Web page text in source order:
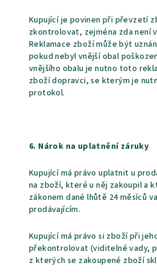
Kupující je povinen při převzetí
zkontrolovat, zejména zda není
Reklamace zboží může být
pokud nebyl vnější obal
vnějšího obalu je nutno toto
zboží dopravci, se kterým je
protokol.
6. Nárok na uplatnění záruky
Kupující má právo uplatnit u
na zboží, které u něj zakoupil a
zákonem dané lhůtě 24 měsíců
prodávajícím.
Kupující má právo si zboží při
překontrolovat (viditelné vady,
z kterých se zakoupené zboží